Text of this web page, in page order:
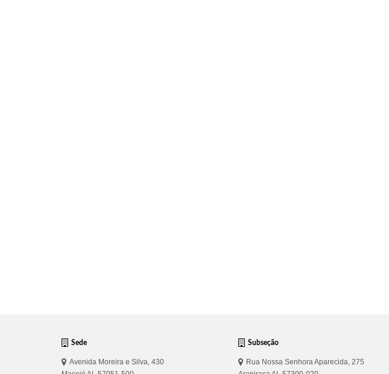
Sede
Avenida Moreira e Silva, 430
Subseção
Rua Nossa Senhora Aparecida, 275